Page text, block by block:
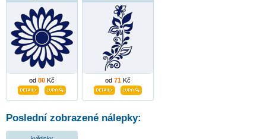
od 80 Kč od 71 Kč
Poslední zobrazené nálepky: